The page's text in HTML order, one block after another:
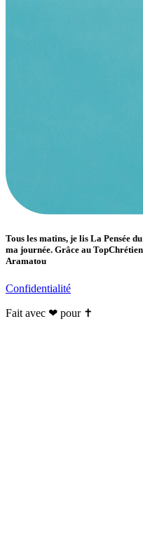
Tous les matins, je lis La Pensée
ma journée. Grâce au
Aramatou
Confidentialité
Fait avec ❤ pour ✝️️